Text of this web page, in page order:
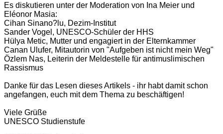
Es diskutieren unter der Moderation von Ina Meier und
Eléonor Masia:
Cihan Sinano?lu, Dezim-Institut
Sander Vogel, UNESCO-Schüler der HHS
Hülya Metic, Mutter und engagiert in der Elternkammer
Canan Ulufer, Mitautorin von "Aufgeben ist nicht mein Weg"
Özlem Nas, Leiterin der Meldestelle für antimuslimischen
Rassismus
Danke für das Lesen dieses Artikels - ihr habt damit schon
angefangen, euch mit dem Thema zu beschäftigen!
Viele Grüße
UNESCO Studienstufe